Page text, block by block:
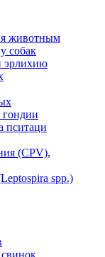
животным
собак
эрлихию
(CPV),
spp.)